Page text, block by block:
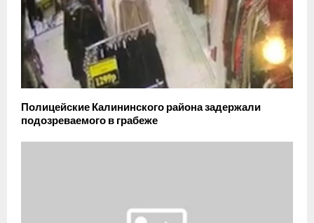
Полицейские Калининского района задержали
подозреваемого в грабеже